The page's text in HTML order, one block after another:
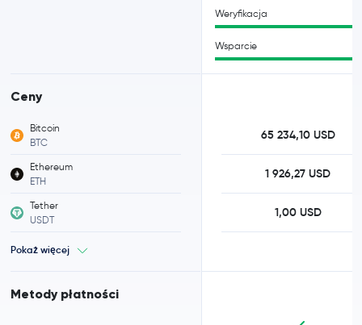
Ceny
Bitcoin
BTC
Ethereum
ETH
Tether
USDT
Pokaż więcej
Metody płatności
Weryfikacja
Wsparcie
65 234,10 USD
1 926,27 USD
1,00 USD